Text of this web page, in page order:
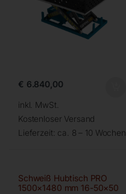
€ 6.840,00
inkl. MwSt.
Kostenloser Versand
Lieferzeit: ca. 8 – 10 Wochen
Schweiß Hubtisch PRO
1500×1480 mm 16-50×50